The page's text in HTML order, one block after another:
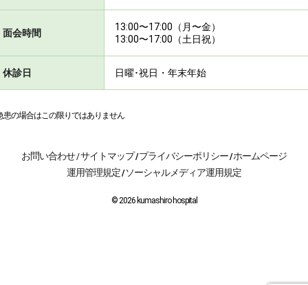
面会時間
13:00〜17:00（月〜金）
13:00〜17:00（土日祝）
休診日 日曜･祝日・年末年始
患の場合はこの限りではありません
お問い合わせ/サイトマップ/ プライバシーポリシー/ホームページ
運用管理規定/ ソーシャルメディア運用規定
© 2026 kumashiro hospital